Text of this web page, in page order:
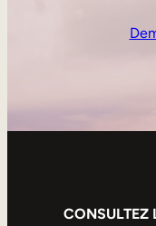
CONSULTEZ